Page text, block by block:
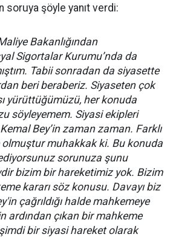
şöyle yanıt verdi:
Bakanlığından
Sigortalar Kurumu’nda da
Tabii sonradan da siyasette
beri beraberiz. Siyaseten çok
yürüttüğümüzü, her konuda
söyleyemem. Siyasi ekipleri
Bey’in zaman zaman. Farklı
muhakkak ki. Bu konuda
sorunuza şunu
bizim bir hareketimiz yok. Bizim
kararı söz konusu. Davayı biz
çağrıldığı halde mahkemeye
ardından çıkan bir mahkeme
bir siyasi hareket olarak